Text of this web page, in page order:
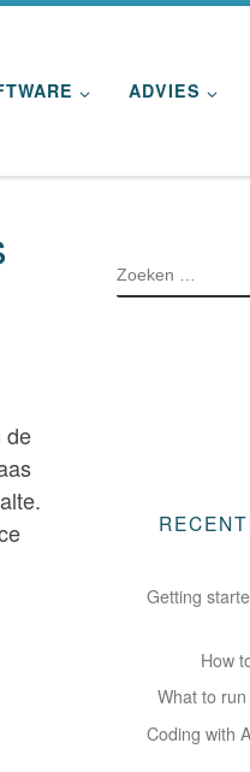
ADVIES
de
Getting
How
What to
Coding with